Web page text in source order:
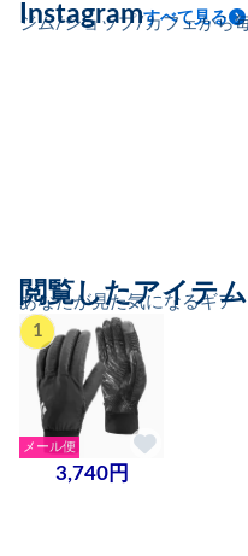
ジム/ショップ/カフェから
Instagramすべて見る
あなたが見た気になるギア
閲覧したアイテム
1
メール便
3,740円